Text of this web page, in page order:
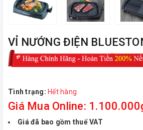
VỈ NƯỚNG ĐIỆN
Tình trạng: Hết hàng
Giá Mua Online:
Giá đã bao gồm thuế VAT